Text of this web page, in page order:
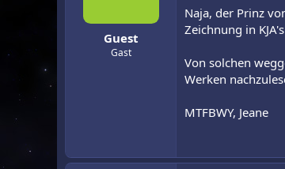
Guest
Gast
Naja, der Prinz
Zeichnung in
Von solchen
Werken
MTFBWY, Jeane